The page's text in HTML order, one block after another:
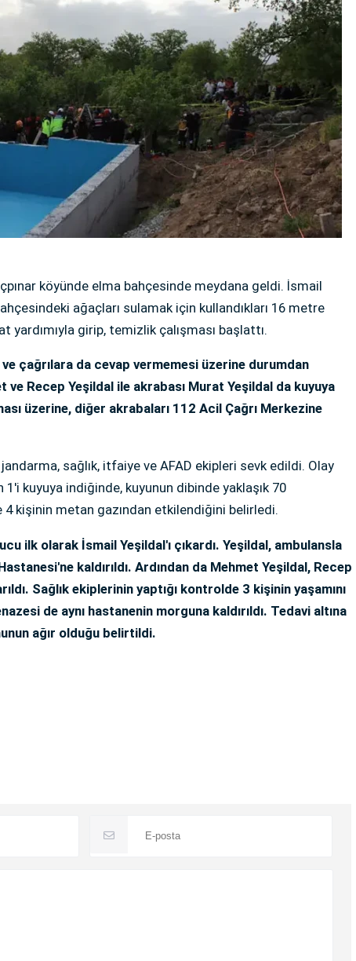
köyünde elma bahçesinde meydana geldi. İsmail
ağaçları sulamak için kullandıkları 16 metre
yardımıyla girip, temizlik çalışması başlattı.
ve çağrılara da cevap vermemesi üzerine durumdan
ve Recep Yeşildal ile akrabası Murat Yeşildal da kuyuya
üzerine, diğer akrabaları 112 Acil Çağrı Merkezine
sağlık, itfaiye ve AFAD ekipleri sevk edildi. Olay
kuyuya indiğinde, kuyunun dibinde yaklaşık 70
kişinin metan gazından etkilendiğini belirledi.
ilk olarak İsmail Yeşildal'ı çıkardı. Yeşildal, ambulansla
kaldırıldı. Ardından da Mehmet Yeşildal, Recep
Sağlık ekiplerinin yaptığı kontrolde 3 kişinin yaşamını
de aynı hastanenin morguna kaldırıldı. Tedavi altına
ağır olduğu belirtildi.